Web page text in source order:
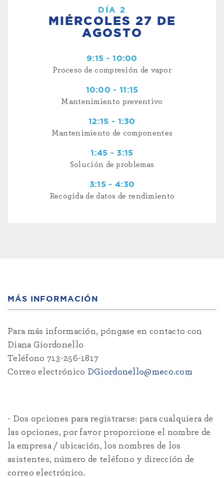
DÍA 2
MIÉRCOLES 27 DE
AGOSTO
9:15 - 10:00
Proceso de compresión de vapor
10:00 - 11:15
Mantenimiento preventivo
12:15 - 1:30
Mantenimiento de componentes
1:45 - 3:15
Solución de problemas
3:15 - 4:30
Recogida de datos de rendimiento
MÁS INFORMACIÓN
Para más información, póngase en contacto con
Diana Giordonello
Teléfono 713-256-1817
Correo electrónico DGiordonello@meco.com
- Dos opciones para registrarse: para cualquiera de
las opciones, por favor proporcione el nombre de
la empresa / ubicación, los nombres de los
asistentes, número de teléfono y dirección de
correo electrónico.